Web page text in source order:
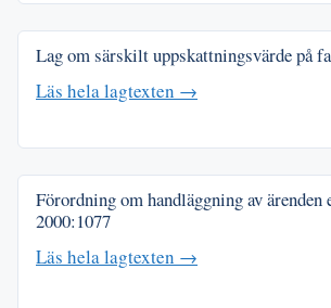
Lag om särskilt uppskattningsvärde på
Läs hela lagtexten →
Förordning om handläggning av ärenden
2000:1077
Läs hela lagtexten →